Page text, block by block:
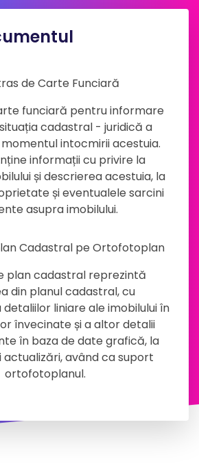
de Carte Funciară
funciară pentru informare
cadastral - juridică a
intocmirii acestuia.
informații cu privire la
și descrierea acestuia, la
și eventualele sarcini
asupra imobilului.
Cadastral pe Ortofotoplan
plan cadastral reprezintă
din planul cadastral, cu
liniare ale imobilului în
învecinate și a altor detalii
în baza de date grafică, la
având ca suport
ortofotoplanul.